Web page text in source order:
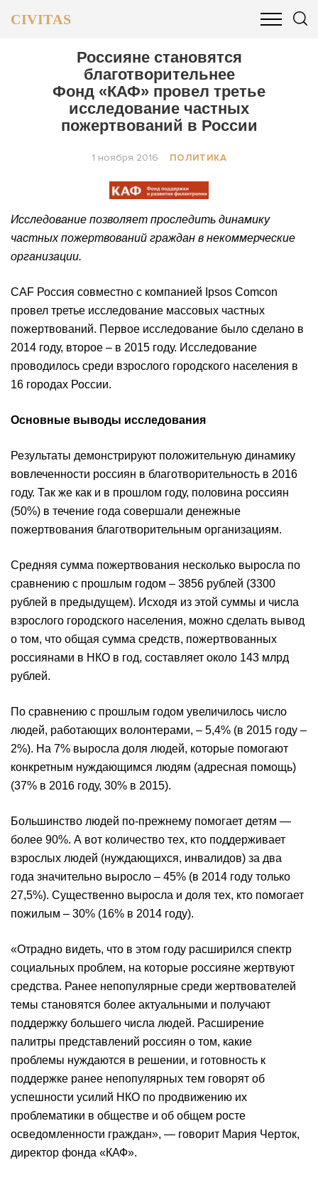
CIVITAS
ОБЩЕСТВО БИЗНЕС И ФИНАНСЫ
Россияне становятся
благотворительнее
Фонд «КАФ» провел третье
исследование частных
пожертвований в России
1 ноября 2016 ПОЛИТИКА
Исследование позволяет проследить динамику
частных пожертвований граждан в некоммерческие
организации.
CAF Россия совместно с компанией Ipsos Comcon
провел третье исследование массовых частных
пожертвований. Первое исследование было сделано в
2014 году, второе – в 2015 году. Исследование
проводилось среди взрослого городского населения в
16 городах России.
Основные выводы исследования
Результаты демонстрируют положительную динамику
вовлеченности россиян в благотворительность в 2016
году. Так же как и в прошлом году, половина россиян
(50%) в течение года совершали денежные
пожертвования благотворительным организациям.
Средняя сумма пожертвования несколько выросла по
сравнению с прошлым годом – 3856 рублей (3300
рублей в предыдущем). Исходя из этой суммы и числа
взрослого городского населения, можно сделать вывод
о том, что общая сумма средств, пожертвованных
россиянами в НКО в год, составляет около 143 млрд
рублей.
По сравнению с прошлым годом увеличилось число
людей, работающих волонтерами, – 5,4% (в 2015 году –
2%). На 7% выросла доля людей, которые помогают
конкретным нуждающимся людям (адресная помощь)
(37% в 2016 году, 30% в 2015).
Большинство людей по-прежнему помогает детям —
более 90%. А вот количество тех, кто поддерживает
взрослых людей (нуждающихся, инвалидов) за два
года значительно выросло – 45% (в 2014 году только
27,5%). Существенно выросла и доля тех, кто помогает
пожилым – 30% (16% в 2014 году).
«Отрадно видеть, что в этом году расширился спектр
социальных проблем, на которые россияне жертвуют
средства. Ранее непопулярные среди жертвователей
темы становятся более актуальными и получают
поддержку большего числа людей. Расширение
палитры представлений россиян о том, какие
проблемы нуждаются в решении, и готовность к
поддержке ранее непопулярных тем говорят об
успешности усилий НКО по продвижению их
проблематики в обществе и об общем росте
осведомленности граждан», — говорит Мария Черток,
директор фонда «КАФ».